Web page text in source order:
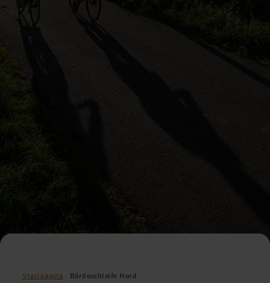
Startpagina Bördeschleife Nord